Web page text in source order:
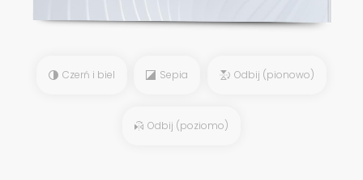
Czerń i biel Sepia Odbij (pionowo)
Odbij (poziomo)